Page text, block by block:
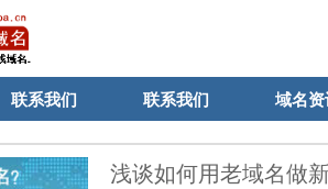
联系我们 联系我们 域名
浅谈如何用老域名做